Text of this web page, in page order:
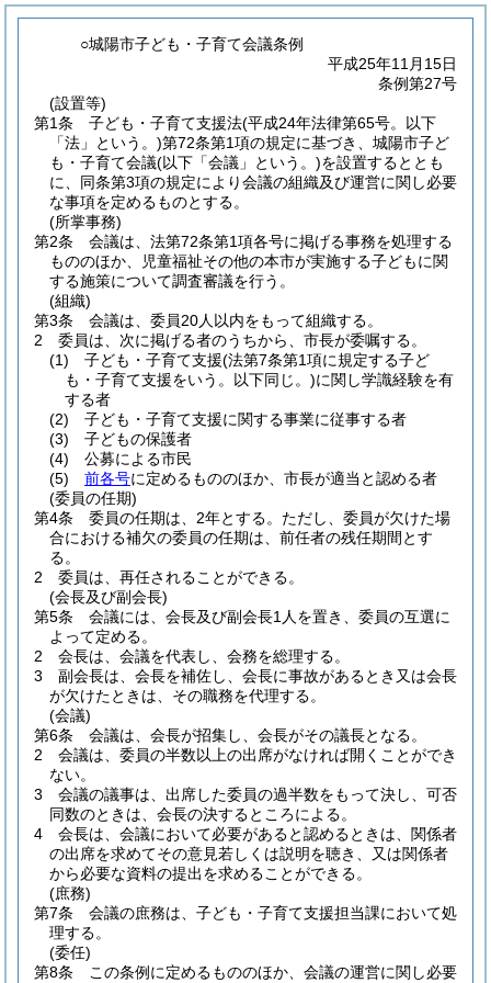
○城陽市子ども・子育て会議条例
平成25年11月15日
条例第27号
(設置等)
第1条
子ども・子育て支援法(平成24年法律第65号。以下
「法」という。)第72条第1項の規定に基づき、城陽市子ど
も・子育て会議(以下「会議」という。)を設置するととも
に、同条第3項の規定により会議の組織及び運営に関し必要
な事項を定めるものとする。
(所掌事務)
第2条
会議は、法第72条第1項各号に掲げる事務を処理する
もののほか、児童福祉その他の本市が実施する子どもに関
する施策について調査審議を行う。
(組織)
第3条
会議は、委員20人以内をもって組織する。
2
委員は、次に掲げる者のうちから、市長が委嘱する。
(1)
子ども・子育て支援(法第7条第1項に規定する子ど
も・子育て支援をいう。以下同じ。)に関し学識経験を有
する者
(2)
子ども・子育て支援に関する事業に従事する者
(3)
子どもの保護者
(4)
公募による市民
(5)
前各号に定めるもののほか、市長が適当と認める者
(委員の任期)
第4条
委員の任期は、2年とする。 ただし、委員が欠けた場
合における補欠の委員の任期は、前任者の残任期間とす
る。
2
委員は、再任されることができる。
(会長及び副会長)
第5条
会議には、会長及び副会長1人を置き、委員の互選に
よって定める。
2
会長は、会議を代表し、会務を総理する。
3
副会長は、会長を補佐し、会長に事故があるとき又は会長
が欠けたときは、その職務を代理する。
(会議)
第6条
会議は、会長が招集し、会長がその議長となる。
2
会議は、委員の半数以上の出席がなければ開くことができ
ない。
3
会議の議事は、出席した委員の過半数をもって決し、可否
同数のときは、会長の決するところによる。
4
会長は、会議において必要があると認めるときは、関係者
の出席を求めてその意見若しくは説明を聴き、又は関係者
から必要な資料の提出を求めることができる。
(庶務)
第7条
会議の庶務は、子ども・子育て支援担当課において処
理する。
(委任)
第8条
この条例に定めるもののほか、会議の運営に関し必要